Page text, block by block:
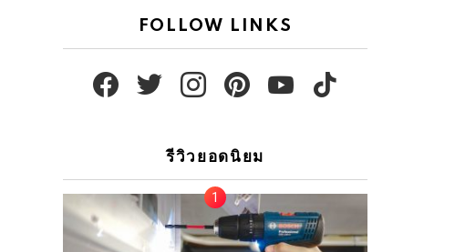
FOLLOW LINKS
รีวิวยอดนิยม